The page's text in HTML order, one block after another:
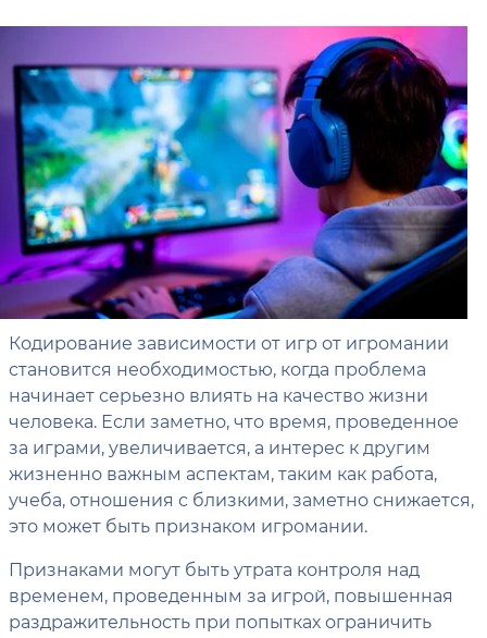
Кодирование зависимости от игр от игромании
становится необходимостью, когда проблема
начинает серьезно влиять на качество жизни
человека. Если заметно, что время, проведенное
за играми, увеличивается, а интерес к другим
жизненно важным аспектам, таким как работа,
учеба, отношения с близкими, заметно снижается,
это может быть признаком игромании.
Признаками могут быть утрата контроля над
временем, проведенным за игрой, повышенная
раздражительность при попытках ограничить